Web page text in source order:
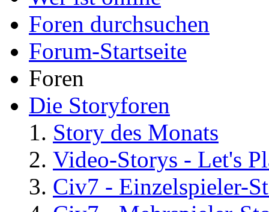
Foren durchsuchen
Forum-Startseite
Foren
Die Storyforen
Story des Monats
Video-Storys - Let's
Civ7 - Einzelspieler-